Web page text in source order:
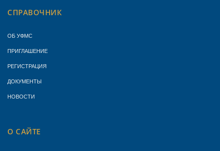
СПРАВОЧНИК
ОБ УФМС
ПРИГЛАШЕНИЕ
РЕГИСТРАЦИЯ
ДОКУМЕНТЫ
НОВОСТИ
О САЙТЕ